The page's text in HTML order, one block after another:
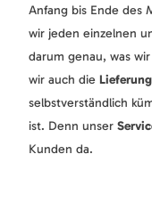
Anfang bis Ende des
wir jeden einzelnen
darum genau, was
wir auch die
selbstverständlich
ist. Denn unser
Kunden da.